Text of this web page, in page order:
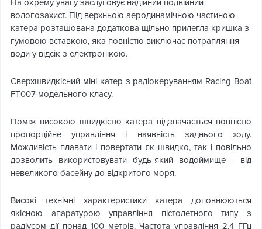
На окрему увагу заслуговує надійний подвійний
вологозахист. Під верхньою аеродинамічною частиною
катера розташована додаткова щільно прилегла кришка з
гумовою вставкою, яка повністю виключає потрапляння
води у відсік з електронікою.
Сверхшвидкісний міні-катер з радіокеруванням Racing Boat
FT007 модельного класу.
Поміж високою швидкістю катера відзначається повністю
пропорційне управління і наявність заднього ходу.
Можливість плавати і повертати як швидко, так і повільно
дозволить використовувати будь-який водоймище - від
невеликого басейну до відкритого моря.
Високі технічні характеристики катера доповнюються
якісною апаратурою управління пістолетного типу з
радіусом дії понад 100 метрів. Частота управління 2,4 ГГц